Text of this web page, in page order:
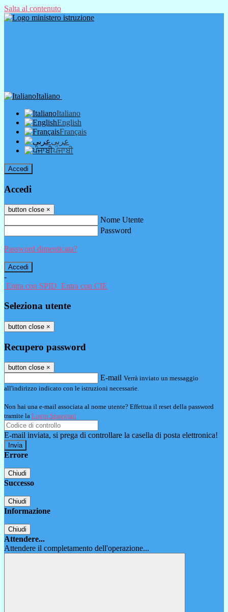
Salta al contenuto
Italiano
Italiano
English
Français
عربى
ਪੰਜਾਬੀ
Accedi
Accedi
button close ×
Nome Utente
Password
Password dimenticata?
-
Entra con SPID Entra con CIE
Seleziona utente
button close ×
Recupero password
button close ×
E-mail Verrà inviato un messaggio
all'indirizzo indicato con le istruzioni necessarie.
Non hai una e-mail associata al nome utente? Effettua il reset della password
tramite la Login Spaggiari
E-mail inviata, si prega di controllare la casella di posta elettronica!
Errore
Chiudi
Successo
Chiudi
Informazione
Chiudi
Attendere...
Attendere il completamento dell'operazione...